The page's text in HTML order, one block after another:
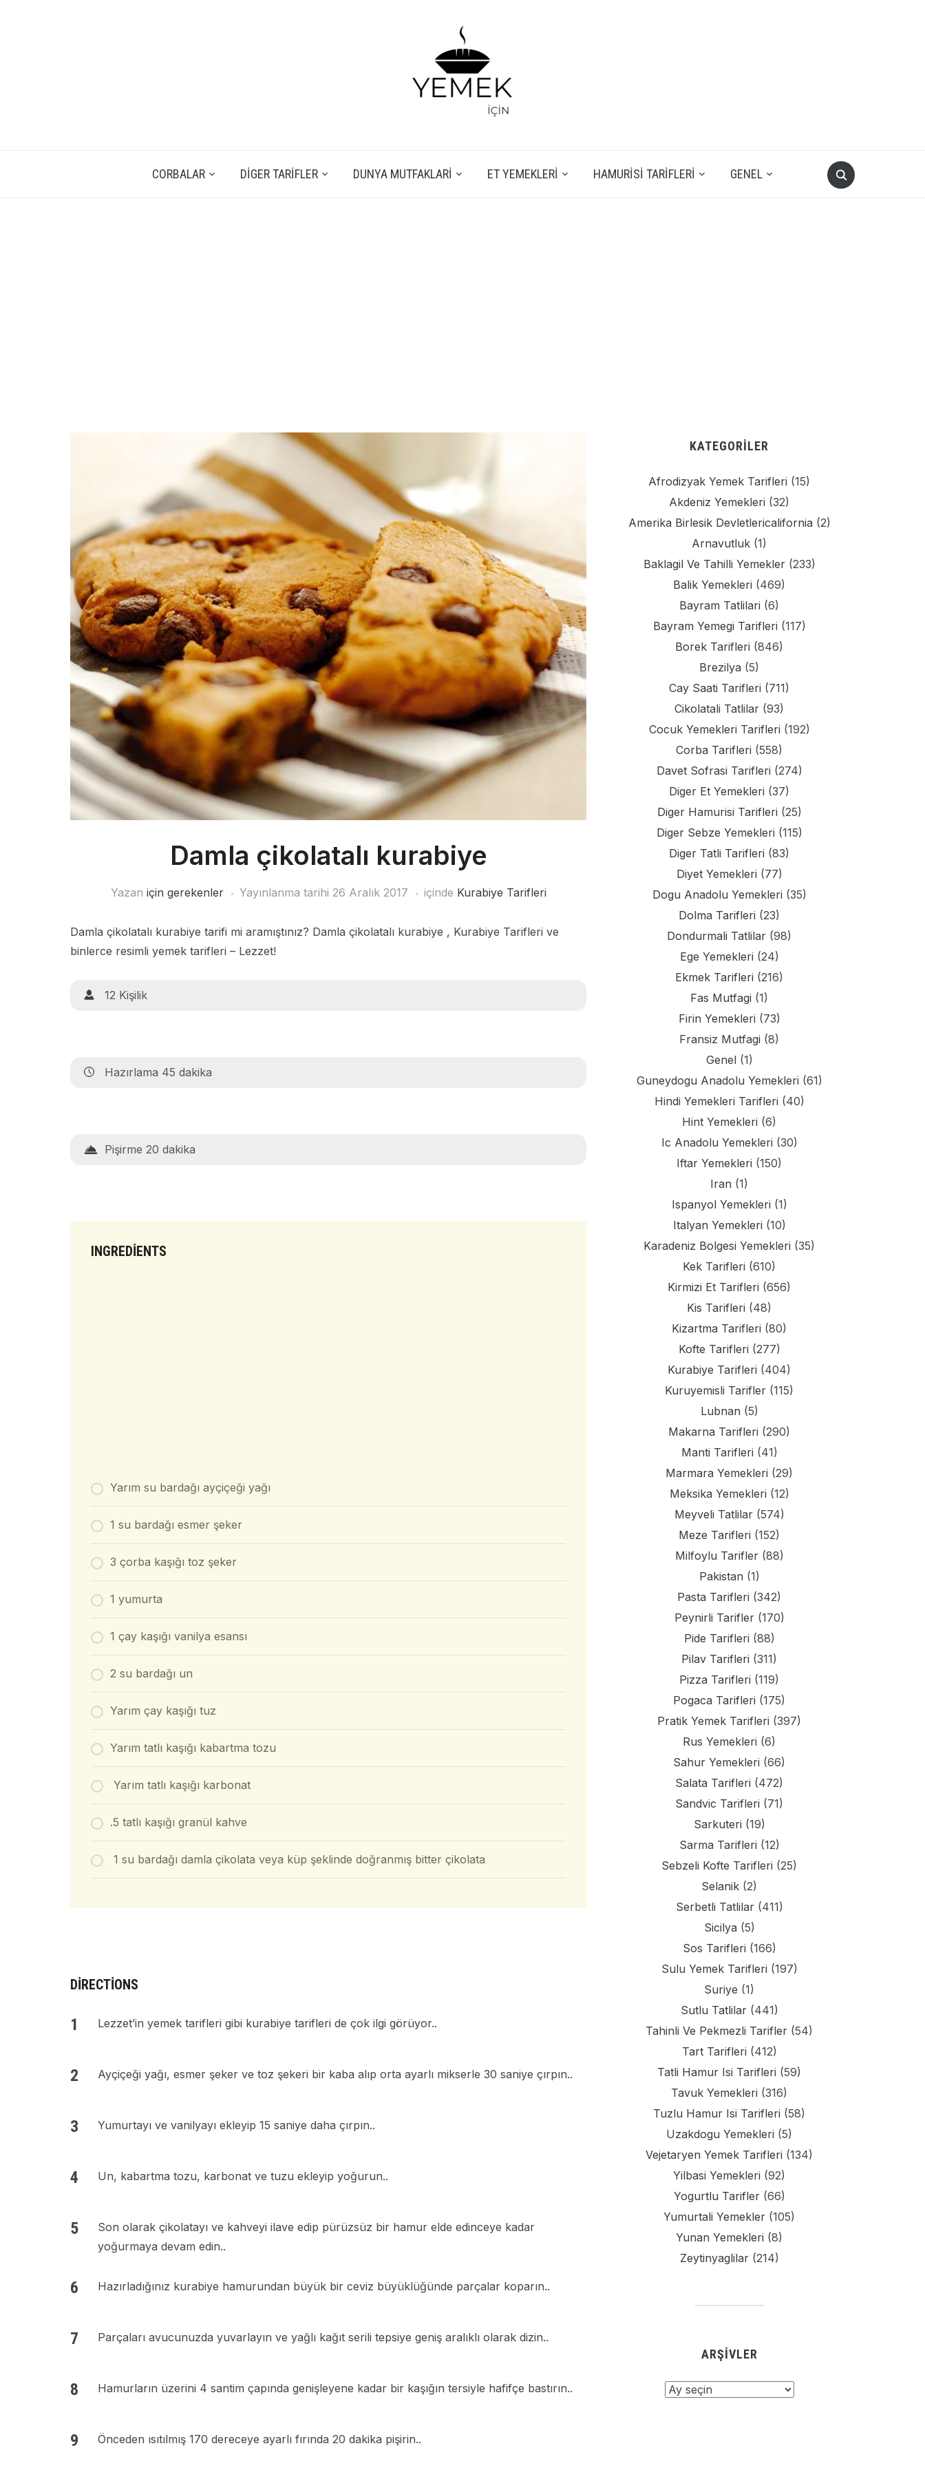
CORBALAR DIGER TARIFLER DUNYA MUTFAKLARI ET YEMEKLERI HAMURISI TARIFLERI GENEL
Damla çikolatalı kurabiye
Yazan için gerekenler Yayınlanma tarihi 26 Aralık 2017 içinde Kurabiye Tarifleri
Damla çikolatalı kurabiye tarifi mi aramıştınız? Damla çikolatalı kurabiye , Kurabiye Tarifleri ve
binlerce resimli yemek tarifleri – Lezzet!
12 Kişilik
Hazırlama 45 dakika
Pişirme 20 dakika
INGREDIENTS
Yarım su bardağı ayçiçeği yağı
1 su bardağı esmer şeker
3 çorba kaşığı toz şeker
1 yumurta
1 çay kaşığı vanilya esansı
2 su bardağı un
Yarım çay kaşığı tuz
Yarım tatlı kaşığı kabartma tozu
Yarım tatlı kaşığı karbonat
.5 tatlı kaşığı granül kahve
1 su bardağı damla çikolata veya küp şeklinde doğranmış bitter çikolata
DIRECTIONS
Lezzet’in yemek tarifleri gibi kurabiye tarifleri de çok ilgi görüyor..
Ayçiçeği yağı, esmer şeker ve toz şekeri bir kaba alıp orta ayarlı mikserle 30 saniye çırpın..
Yumurtayı ve vanilyayı ekleyip 15 saniye daha çırpın..
Un, kabartma tozu, karbonat ve tuzu ekleyip yoğurun..
Son olarak çikolatayı ve kahveyi ilave edip pürüzsüz bir hamur elde edinceye kadar
yoğurmaya devam edin..
Hazırladığınız kurabiye hamurundan büyük bir ceviz büyüklüğünde parçalar koparın..
Parçaları avucunuzda yuvarlayın ve yağlı kağıt serili tepsiye geniş aralıklı olarak dizin..
Hamurların üzerini 4 santim çapında genişleyene kadar bir kaşığın tersiyle hafifçe bastırın..
Önceden ısıtılmış 170 dereceye ayarlı fırında 20 dakika pişirin..
KATEGORILER
Afrodizyak Yemek Tarifleri (15)
Akdeniz Yemekleri (32)
Amerika Birlesik Devletlericalifornia (2)
Arnavutluk (1)
Baklagil Ve Tahilli Yemekler(233)
Balik Yemekleri (469)
Bayram Tatlilari (6)
Bayram Yemegi Tarifleri (117)
Borek Tarifleri (846)
Brezilya (5)
Cay Saati Tarifleri (711)
Cikolatali Tatlilar (93)
Cocuk Yemekleri Tarifleri (192)
Corba Tarifleri (558)
Davet Sofrasi Tarifleri (274)
Diger Et Yemekleri (37)
Diger Hamurisi Tarifleri (25)
Diger Sebze Yemekleri (115)
Diger Tatli Tarifleri (83)
Diyet Yemekleri (77)
Dogu Anadolu Yemekleri (35)
Dolma Tarifleri (23)
Dondurmali Tatlilar (98)
Ege Yemekleri (24)
Ekmek Tarifleri (216)
Fas Mutfagi (1)
Firin Yemekleri (73)
Fransiz Mutfagi (8)
Genel(1)
Guneydogu Anadolu Yemekleri (61)
Hindi Yemekleri Tarifleri (40)
Hint Yemekleri (6)
Ic Anadolu Yemekleri (30)
Iftar Yemekleri (150)
Iran (1)
Ispanyol Yemekleri (1)
Italyan Yemekleri (10)
Karadeniz Bolgesi Yemekleri (35)
Kek Tarifleri (610)
Kirmizi Et Tarifleri (656)
Kis Tarifleri (48)
Kizartma Tarifleri (80)
Kofte Tarifleri (277)
Kurabiye Tarifleri (404)
Kuruyemisli Tarifler (115)
Lubnan (5)
Makarna Tarifleri (290)
Manti Tarifleri (41)
Marmara Yemekleri (29)
Meksika Yemekleri (12)
Meyveli Tatlilar(574)
Meze Tarifleri (152)
Milfoylu Tarifler(88)
Pakistan (1)
Pasta Tarifleri (342)
Peynirli Tarifler(170)
Pide Tarifleri (88)
Pilav Tarifleri (311)
Pizza Tarifleri (119)
Pogaca Tarifleri (175)
Pratik Yemek Tarifleri (397)
Rus Yemekleri (6)
Sahur Yemekleri (66)
Salata Tarifleri (472)
Sandvic Tarifleri (71)
Sarkuteri (19)
Sarma Tarifleri (12)
Sebzeli Kofte Tarifleri (25)
Selanik (2)
Serbetli Tatlilar(411)
Sicilya (5)
Sos Tarifleri (166)
Sulu Yemek Tarifleri (197)
Suriye (1)
Sutlu Tatlilar(441)
Tahinli Ve Pekmezli Tarifler (54)
Tart Tarifleri (412)
Tatli Hamur Isi Tarifleri (59)
Tavuk Yemekleri (316)
Tuzlu Hamur Isi Tarifleri (58)
Uzakdogu Yemekleri (5)
Vejetaryen Yemek Tarifleri (134)
Yilbasi Yemekleri (92)
Yogurtlu Tarifler(66)
Yumurtali Yemekler (105)
Yunan Yemekleri (8)
Zeytinyaglilar(214)
ARŞIVLER